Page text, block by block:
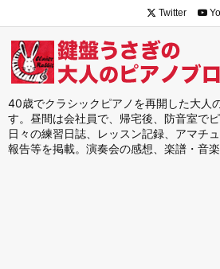
40歳でクラシックピアノを再開した大人
す。昼間は会社員で、帰宅後、防音室で
日々の練習日誌、レッスン記録、アマチ
報告等を掲載。演奏会の感想、楽譜・音楽
Twitter